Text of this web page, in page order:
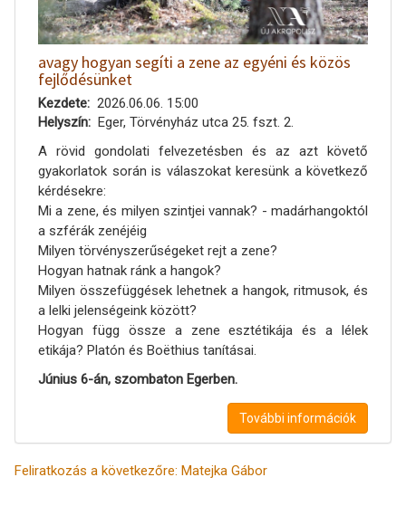
avagy hogyan segíti a zene az egyéni és közös
fejlődésünket
Kezdete
2026.06.06. 15:00
Helyszín
Eger, Törvényház utca 25. fszt. 2.
A rövid gondolati felvezetésben és az azt követő
gyakorlatok során is válaszokat keresünk a következő
kérdésekre:
Mi a zene, és milyen szintjei vannak? - madárhangoktól
a szférák zenéjéig
Milyen törvényszerűségeket rejt a zene?
Hogyan hatnak ránk a hangok?
Milyen összefüggések lehetnek a hangok, ritmusok, és
a lelki jelenségeink között?
Hogyan függ össze a zene esztétikája és a lélek
etikája? Platón és Boëthius tanításai.
Június 6-án, szombaton Egerben.
További információk
Feliratkozás a következőre: Matejka Gábor